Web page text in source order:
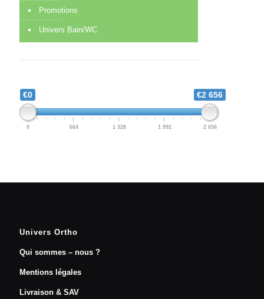
Promotions
Univers Bain/WC
€0 €2 656
0 664 1 328 1 992 2 656
Univers Ortho
Qui sommes – nous ?
Mentions légales
Livraison & SAV